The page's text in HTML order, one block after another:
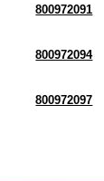
800972091
800972094
800972097